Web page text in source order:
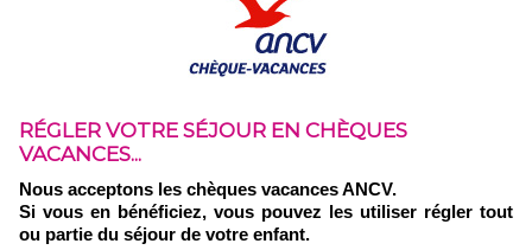
RÉGLER VOTRE SÉJOUR EN CHÈQUES
VACANCES...
Nous acceptons les chèques vacances ANCV.
Si vous en bénéficiez, vous pouvez les utiliser régler tout
ou partie du séjour de votre enfant.